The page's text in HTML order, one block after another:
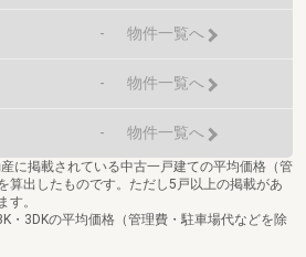
- 物件一覧へ
- 物件一覧へ
- 物件一覧へ
に掲載されている中古一戸建ての平均価格（管
算出したものです。ただし5戸以上の掲載があ
す。
・3DKの平均価格（管理費・駐車場代などを除